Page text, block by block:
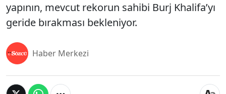
yapının, mevcut rekorun sahibi Burj Khalifa’yı
geride bırakması bekleniyor.
Haber Merkezi